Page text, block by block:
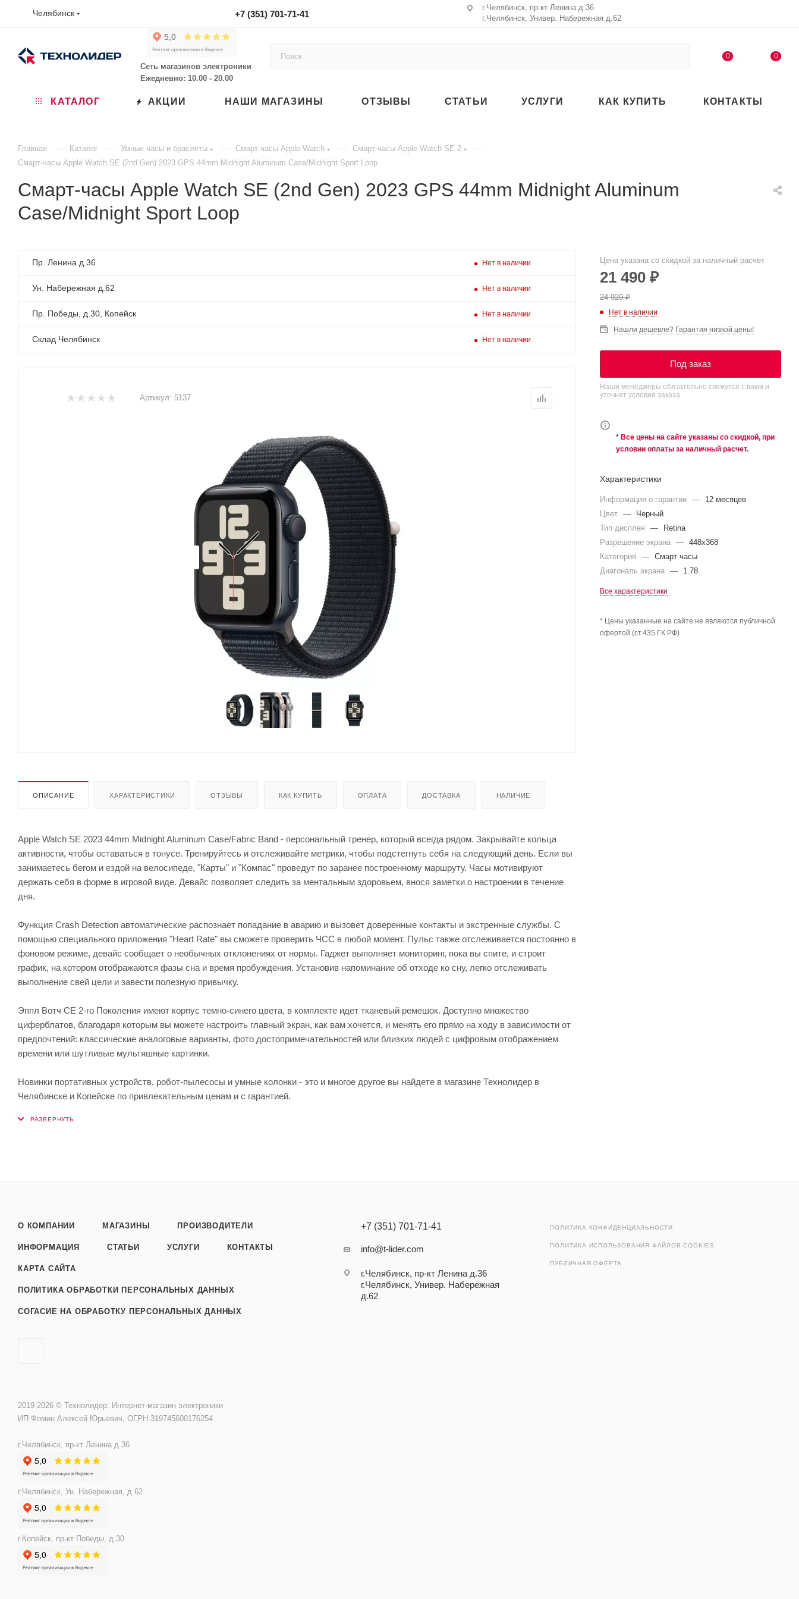
Челябинск +7 (351) 701-71-41
г.Челябинск, пр-кт Ленина д.36
г.Челябинск, Универ. Набережная д.62
Сеть магазинов электроники
Ежедневно: 10.00 - 20.00
0 0
КАТАЛОГ АКЦИИ НАШИ МАГАЗИНЫ ОТЗЫВЫ СТАТЬИ УСЛУГИ КАК КУПИТЬ КОНТАКТЫ
Главная — Каталог — Умные часы и браслеты — Смарт-часы Apple Watch — Смарт-часы Apple Watch SE 2 —
Смарт-часы Apple Watch SE (2nd Gen) 2023 GPS 44mm Midnight Aluminum Case/Midnight Sport Loop
Смарт-часы Apple Watch SE (2nd Gen) 2023 GPS 44mm Midnight Aluminum
Case/Midnight Sport Loop
Пр. Ленина д.36 Нет в наличии
Ун. Набережная д.62 Нет в наличии
Пр. Победы, д.30, Копейск Нет в наличии
Склад Челябинск Нет в наличии
Артикул: 5137
ОПИСАНИЕ ХАРАКТЕРИСТИКИ ОТЗЫВЫ КАК КУПИТЬ ОПЛАТА ДОСТАВКА НАЛИЧИЕ
Apple Watch SE 2023 44mm Midnight Aluminum Case/Fabric Band - персональный тренер, который всегда рядом. Закрывайте кольца
активности, чтобы оставаться в тонусе. Тренируйтесь и отслеживайте метрики, чтобы подстегнуть себя на следующий день. Если вы
занимаетесь бегом и ездой на велосипеде, "Карты" и "Компас" проведут по заранее построенному маршруту. Часы мотивируют
держать себя в форме в игровой виде. Девайс позволяет следить за ментальным здоровьем, внося заметки о настроении в течение
дня.
Функция Crash Detection автоматические распознает попадание в аварию и вызовет доверенные контакты и экстренные службы. С
помощью специального приложения "Heart Rate" вы сможете проверить ЧСС в любой момент. Пульс также отслеживается постоянно в
фоновом режиме, девайс сообщает о необычных отклонениях от нормы. Гаджет выполняет мониторинг, пока вы спите, и строит
график, на котором отображаются фазы сна и время пробуждения. Установив напоминание об отходе ко сну, легко отслеживать
выполнение свей цели и завести полезную привычку.
Эппл Вотч СЕ 2-го Поколения имеют корпус темно-синего цвета, в комплекте идет тканевый ремешок. Доступно множество
циферблатов, благодаря которым вы можете настроить главный экран, как вам хочется, и менять его прямо на ходу в зависимости от
предпочтений: классические аналоговые варианты, фото достопримечательностей или близких людей с цифровым отображением
времени или шутливые мультяшные картинки.
Новинки портативных устройств, робот-пылесосы и умные колонки - это и многое другое вы найдете в магазине Технолидер в
Челябинске и Копейске по привлекательным ценам и с гарантией.
Цена указана со скидкой за наличный расчет
21 490 ₽
24 920₽
Нет в наличии
Нашли дешевле? Гарантия низкой цены!
Под заказ
Наши менеджеры обязательно свяжутся с вами и
уточнят условия заказа
* Все цены на сайте указаны со скидкой, при
условии оплаты за наличный расчет.
Характеристики
Информация о гарантии —
12 месяцев
Цвет —
Черный
Тип дисплея
—
Retina
Разрешение экрана — 448x368
Категория
— Смарт часы
Диагональ экрана — 1.78
Все характеристики
* Цены указанные на сайте не являются публичной
офертой (ст.435 ГК РФ)
О КОМПАНИИ МАГАЗИНЫ ПРОИЗВОДИТЕЛИ
ИНФОРМАЦИЯ СТАТЬИ УСЛУГИ КОНТАКТЫ
КАРТА САЙТА
ПОЛИТИКА ОБРАБОТКИ ПЕРСОНАЛЬНЫХ ДАННЫХ
СОГАСИЕ НА ОБРАБОТКУ ПЕРСОНАЛЬНЫХ ДАННЫХ
+7 (351) 701-71-41
info@t-lider.com
г.Челябинск, пр-кт Ленина д.36
г.Челябинск, Универ. Набережная
д.62
ПОЛИТИКА КОНФИДЕНЦИАЛЬНОСТИ
ПОЛИТИКА ИСПОЛЬЗОВАНИЯ ФАЙЛОВ COOKIES
ПУБЛИЧНАЯ ОФЕРТА
2019-2026 © Технолидер: Интернет-магазин электроники
ИП Фомин Алексей Юрьевич, ОГРН 319745600176254
г.Челябинск, пр-кт Ленина д.36
г.Челябинск, Ун. Набережная, д.62
г.Копейск, пр-кт Победы, д.30